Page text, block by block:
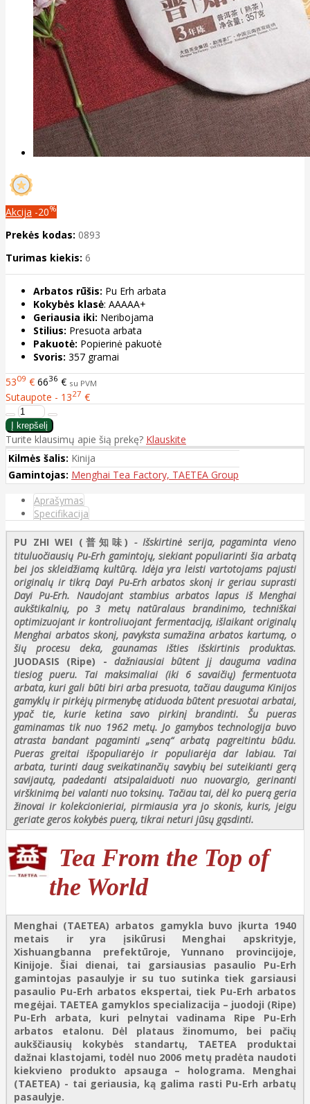
Akcija -20%
Prekės kodas: 0893
Turimas kiekis: 6
Arbatos rūšis: Pu Erh arbata
Kokybės klasė: AAAAA+
Geriausia iki: Neribojama
Stilius: Presuota arbata
Pakuotė: Popierinė pakuotė
Svoris: 357 gramai
5309 € 6636 € su PVM
Sutaupote - 1327 €
Turite klausimų apie šią prekę? Klauskite
Kilmės šalis: Kinija
Gamintojas: Menghai Tea Factory, TAETEA Group
Aprašymas
Specifikacija
PU ZHI WEI (普知味) - Išskirtinė serija, pagaminta vieno
tituluočiausių Pu-Erh gamintojų, siekiant populiarinti šia arbatą
bei jos skleidžiamą kultūrą. Idėja yra leisti vartotojams pajusti
originalų ir tikrą Dayi Pu-Erh arbatos skonį ir geriau suprasti
Dayi Pu-Erh. Naudojant stambius arbatos lapus iš Menghai
aukštikalnių, po 3 metų natūralaus brandinimo, techniškai
optimizuojant ir kontroliuojant fermentaciją, išlaikant originalų
Menghai arbatos skonį, pavyksta sumažina arbatos kartumą, o
šių procesu deka, gaunamas išties išskirtinis produktas.
JUODASIS (Ripe)
- dažniausiai būtent jį dauguma vadina
tiesiog pueru. Tai maksimaliai (iki 6 savaičių) fermentuota
arbata, kuri gali būti biri arba presuota, tačiau dauguma Kinijos
gamyklų ir pirkėjų pirmenybę atiduoda būtent presuotai arbatai,
ypač tie, kurie ketina savo pirkinį brandinti. Šu pueras
gaminamas tik nuo 1962 metų. Jo gamybos technologija buvo
atrasta bandant pagaminti „seną“ arbatą pagreitintu būdu.
Pueras greitai išpopuliarėjo ir populiarėja dar labiau. Tai
arbata, turinti daug sveikatinančių savybių bei suteikianti gerą
savijautą, padedanti atsipalaiduoti nuo nuovargio, gerinanti
virškinimą bei valanti nuo toksinų. Tačiau tai, dėl ko puerą geria
žinovai ir kolekcionieriai, pirmiausia yra jo skonis, kuris, jeigu
geriate geros kokybės puerą, tikrai neturi jūsų gąsdinti.
Tea From the Top of
the World
Menghai (TAETEA) arbatos gamykla buvo įkurta 1940
metais ir yra įsikūrusi Menghai apskrityje,
Xishuangbanna prefektūroje, Yunnano provincijoje,
Kinijoje. Šiai dienai, tai garsiausias pasaulio Pu-Erh
gamintojas pasaulyje ir su tuo sutinka tiek garsiausi
pasaulio Pu-Erh arbatos ekspertai, tiek Pu-Erh arbatos
megėjai. TAETEA gamyklos specializacija – juodoji (Ripe)
Pu-Erh arbata, kuri pelnytai vadinama Ripe Pu-Erh
arbatos etalonu. Dėl plataus žinomumo, bei pačių
aukščiausių kokybės standartų, TAETEA produktai
dažnai klastojami, todėl nuo 2006 metų pradėta naudoti
kiekvieno produkto apsauga – holograma. Menghai
(TAETEA) - tai geriausia, ką galima rasti Pu-Erh arbatų
pasaulyje.